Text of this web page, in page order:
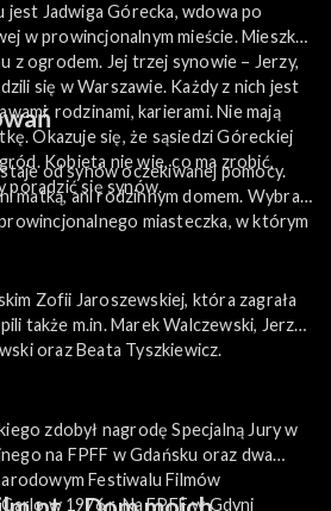
jest Jadwiga Górecka, wdowa po
w prowincjonalnym mieście. Mieszka
z ogrodem. Jej trzej synowie – Jerzy,
się w Warszawie. Każdy z nich jest
rodzinami, karierami. Nie mają
Okazuje się, że sąsiedzi Góreckiej
Kobieta nie wie, co ma zrobić,
poradzić się synów.
od synów oczekiwanej pomocy.
matką, ani rodzinnym domem. Wybrali
miasteczka, w którym
Zofii Jaroszewskiej, która zagrała
także m.in. Marek Walczewski, Jerzy
Kamas, Marek Lewandowski oraz Beata Tyszkiewicz.
zdobył nagrodę Specjalną Jury w
na FPFF w Gdańsku oraz dwa
Festiwalu Filmów
w 1976 r. Na FPFF w Gdyni